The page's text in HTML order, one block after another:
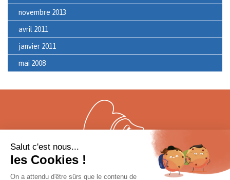
novembre 2013
avril 2011
janvier 2011
mai 2008